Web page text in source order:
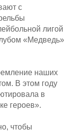
с
лигой
«Медведь»
наших
В этом году
в
героев».
чтобы